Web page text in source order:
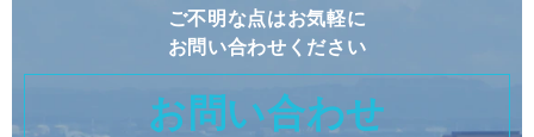
ご不明な点はお気軽に
お問い合わせください
お問い合わせ